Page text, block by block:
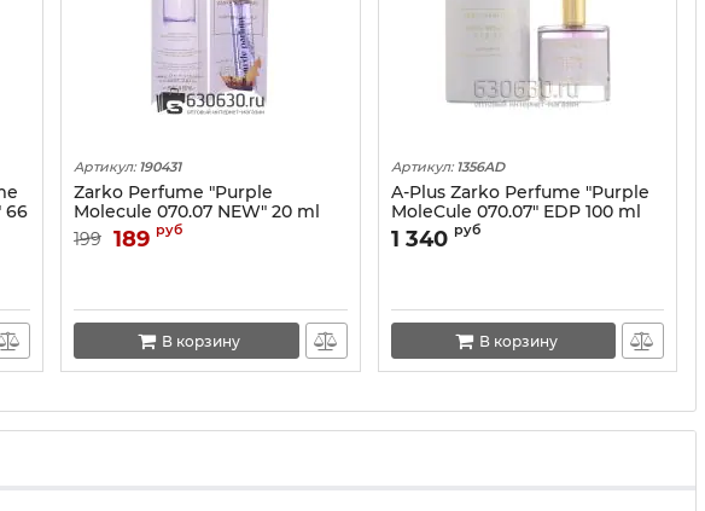
66
Артикул: 190431
Zarko Рerfume "Purple
Molecule 070.07 NEW" 20 ml
199 189 руб
В корзину
Артикул: 1356AD
A-Plus Zarko Рerfume "Purple
MoleCule 070.07" EDP 100 ml
оптом
1 340 руб
В корзину